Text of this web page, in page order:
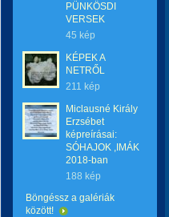
PÜNKÖSDI
VERSEK
45 kép
KÉPEK A
NETRŐL
211 kép
Miclausné Király
Erzsébet
képreírásai:
SÓHAJOK ,IMÁK
2018-ban
188 kép
Böngéssz a galériák
között!